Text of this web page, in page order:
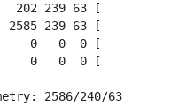
202 239 63 [
2585 239 63 [
0   0  0 [
0   0  0 [
2586/240/63 [19092